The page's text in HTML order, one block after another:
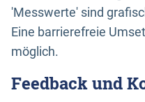
'Messwerte' sind
Eine barrierefreie
möglich.
Feedback und